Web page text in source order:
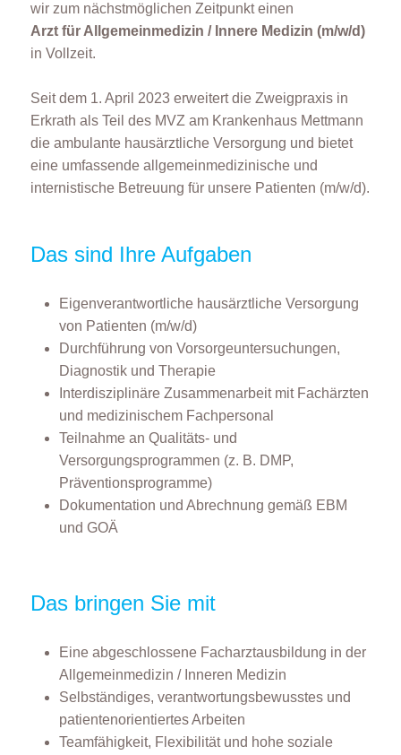
wir zum nächstmöglichen Zeitpunkt einen
Arzt für Allgemeinmedizin / Innere Medizin (m/w/d)
in Vollzeit.
Seit dem 1. April 2023 erweitert die Zweigpraxis in
Erkrath als Teil des MVZ am Krankenhaus Mettmann
die ambulante hausärztliche Versorgung und bietet
eine umfassende allgemeinmedizinische und
internistische Betreuung für unsere Patienten (m/w/d).
Das sind Ihre Aufgaben
Eigenverantwortliche hausärztliche Versorgung
von Patienten (m/w/d)
Durchführung von Vorsorgeuntersuchungen,
Diagnostik und Therapie
Interdisziplinäre Zusammenarbeit mit Fachärzten
und medizinischem Fachpersonal
Teilnahme an Qualitäts- und
Versorgungsprogrammen (z. B. DMP,
Präventionsprogramme)
Dokumentation und Abrechnung gemäß EBM
und GOÄ
Das bringen Sie mit
Eine abgeschlossene Facharztausbildung in der
Allgemeinmedizin / Inneren Medizin
Selbständiges, verantwortungsbewusstes und
patientenorientiertes Arbeiten
Teamfähigkeit, Flexibilität und hohe soziale